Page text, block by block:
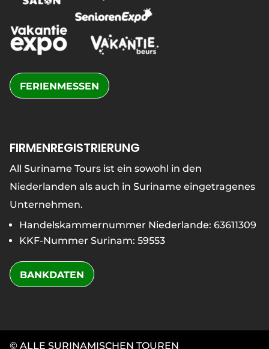
FERIENMESSEN
FIRMENREGISTRIERUNG
All Suriname Tours ist ein sowohl in den
Niederlanden als auch in Suriname eingetragenes
Unternehmen.
Handelskammernummer Niederlande: 63611309
KKF-Nummer Surinam: 59553
BANKDATEN
© ALLE SURINAMISCHEN TOUREN